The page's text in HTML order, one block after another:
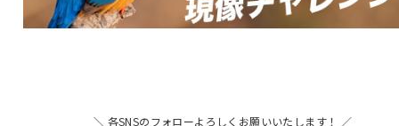
＼ 各SNSのフォローよろしくお願いいたします！ ／